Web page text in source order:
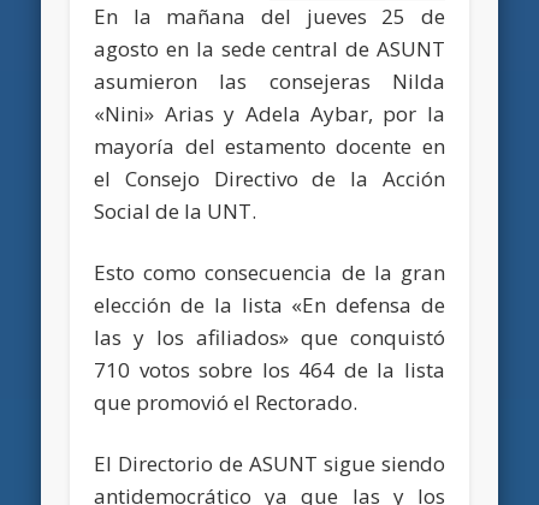
En la mañana del jueves 25 de
agosto en la sede central de ASUNT
asumieron las consejeras Nilda
«Nini» Arias y Adela Aybar, por la
mayoría del estamento docente en
el Consejo Directivo de la Acción
Social de la UNT.
Esto como consecuencia de la gran
elección de la lista «En defensa de
las y los afiliados» que conquistó
710 votos sobre los 464 de la lista
que promovió el Rectorado.
El Directorio de ASUNT sigue siendo
antidemocrático ya que las y los